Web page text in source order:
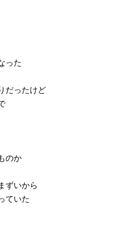
った
だったけど
のか
ずいから
ていた